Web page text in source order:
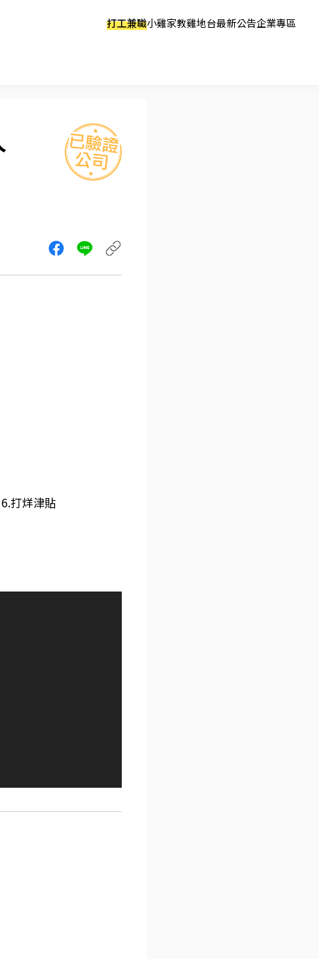
打工兼職小雞家教雞地台最新公告企業專區
打烊津貼